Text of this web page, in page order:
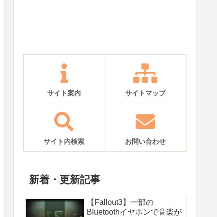
サイト案内 サイトマップ
サイト内検索 お問い合わせ
新着・更新記事
【Fallout3】一部の
Bluetoothイヤホンで音楽が